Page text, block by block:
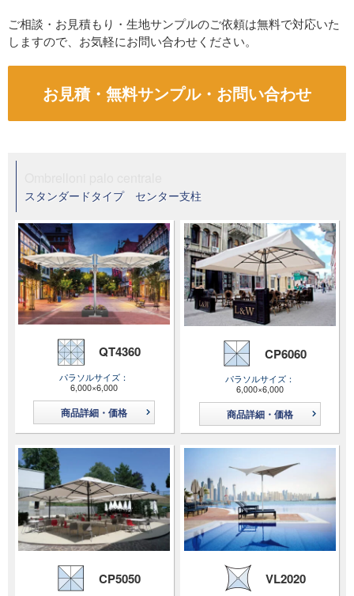
ご相談・お見積もり・生地サンプルのご依頼は無料で対応いた
しますので、お気軽にお問い合わせください。
お見積・無料サンプル・お問い合わせ
スタンダードタイプ センター支柱
QT4360
パラソルサイズ
6,000×6,000
商品詳細・価格
CP6060
パラソルサイズ
6,000×6,000
商品詳細・価格
CP5050 VL2020